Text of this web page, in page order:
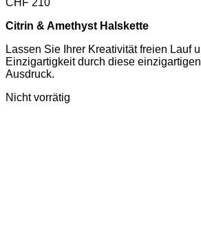
Citrin & Amethyst Halskette
Lassen Sie Ihrer Kreativität freien Lauf
Einzigartigkeit durch diese
Ausdruck.
Nicht vorrätig